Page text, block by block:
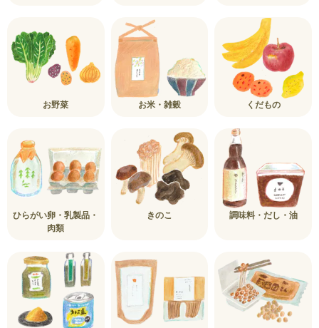
お野菜 お米・雑穀 くだもの
ひらがい卵・乳製品・
肉類
きのこ 調味料・だし・油